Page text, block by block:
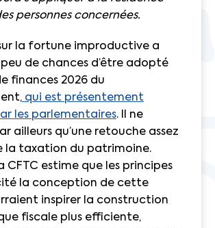
personnes concernées.
la fortune improductive a
de chances d’être adopté
finances 2026 du
qui est présentement
les parlementaires. Il ne
ailleurs qu’une retouche assez
la taxation du patrimoine.
CFTC estime que les principes
la conception de cette
inspirer la construction
fiscale plus efficiente,